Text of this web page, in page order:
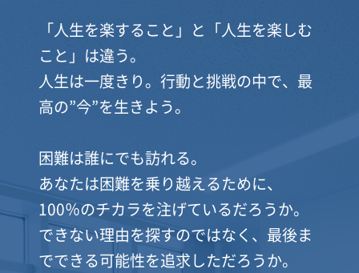
ブログ
新卒採用
キャリア採用
「人生を楽すること」と「人生を楽しむ
こと」は違う。
人生は一度きり。行動と挑戦の中で、最
高の”今”を生きよう。
困難は誰にでも訪れる。
あなたは困難を乗り越えるために、
100％のチカラを注げているだろうか。
できない理由を探すのではなく、最後ま
でできる可能性を追求しただろうか。